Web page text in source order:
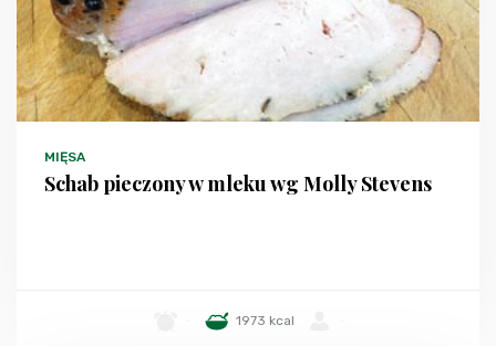
MIĘSA
Schab pieczony w mleku wg Molly Stevens
1973 kcal